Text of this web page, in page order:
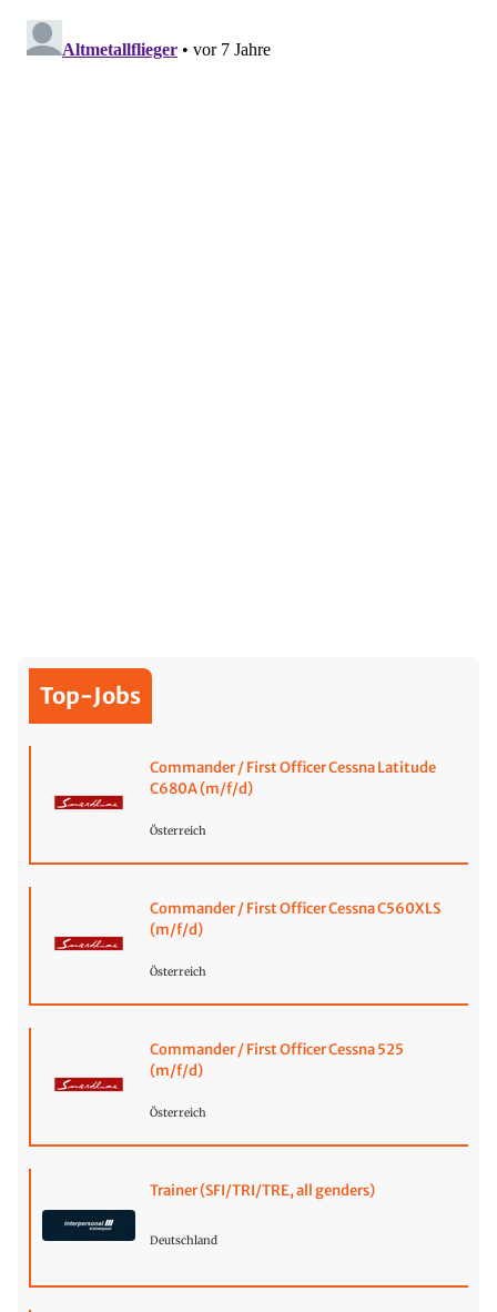
Top-Jobs
Commander / First Officer Cessna Latitude
C680A (m/f/d)
Österreich
Commander / First Officer Cessna C560XLS
(m/f/d)
Österreich
Commander / First Officer Cessna 525
(m/f/d)
Österreich
Trainer (SFI/TRI/TRE, all genders)
Deutschland